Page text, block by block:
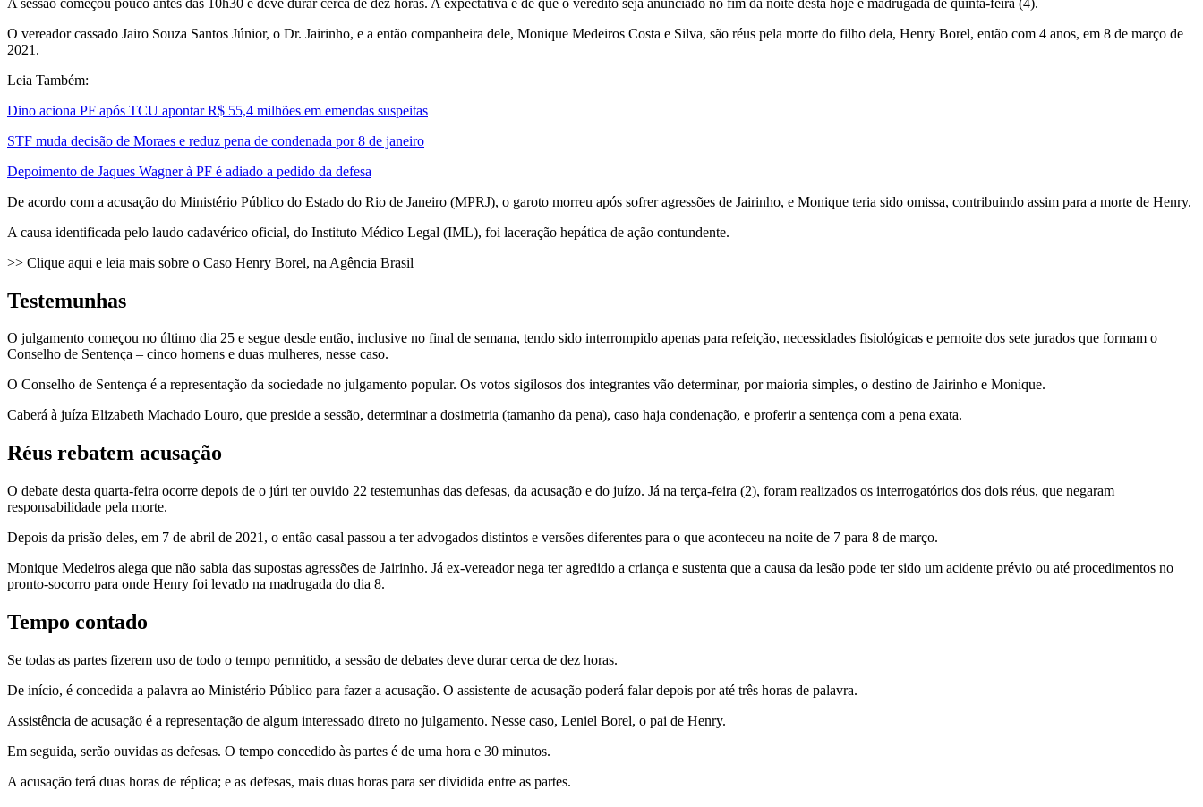
O vereador cassado Jairo Souza Santos Júnior, o Dr. Jairinho, e a então companheira dele, Monique Medeiros Costa e Silva, são réus pela morte do filho dela, Henry Borel, então com 4 anos, em 8 de março de
2021.
Leia Também:
Dino aciona PF após TCU apontar R$ 55,4 milhões em emendas suspeitas
STF muda decisão de Moraes e reduz pena de condenada por 8 de janeiro
Depoimento de Jaques Wagner à PF é adiado a pedido da defesa
De acordo com a acusação do Ministério Público do Estado do Rio de Janeiro (MPRJ), o garoto morreu após sofrer agressões de Jairinho, e Monique teria sido omissa, contribuindo assim para a morte de Henry.
A causa identificada pelo laudo cadavérico oficial, do Instituto Médico Legal (IML), foi laceração hepática de ação contundente.
>> Clique aqui e leia mais sobre o Caso Henry Borel, na Agência Brasil
Testemunhas
O julgamento começou no último dia 25 e segue desde então, inclusive no final de semana, tendo sido interrompido apenas para refeição, necessidades fisiológicas e pernoite dos sete jurados que formam o
Conselho de Sentença – cinco homens e duas mulheres, nesse caso.
O Conselho de Sentença é a representação da sociedade no julgamento popular. Os votos sigilosos dos integrantes vão determinar, por maioria simples, o destino de Jairinho e Monique.
Caberá à juíza Elizabeth Machado Louro, que preside a sessão, determinar a dosimetria (tamanho da pena), caso haja condenação, e proferir a sentença com a pena exata.
Réus rebatem acusação
O debate desta quarta-feira ocorre depois de o júri ter ouvido 22 testemunhas das defesas, da acusação e do juízo. Já na terça-feira (2), foram realizados os interrogatórios dos dois réus, que negaram
responsabilidade pela morte.
Depois da prisão deles, em 7 de abril de 2021, o então casal passou a ter advogados distintos e versões diferentes para o que aconteceu na noite de 7 para 8 de março.
Monique Medeiros alega que não sabia das supostas agressões de Jairinho. Já ex-vereador nega ter agredido a criança e sustenta que a causa da lesão pode ter sido um acidente prévio ou até procedimentos no
pronto-socorro para onde Henry foi levado na madrugada do dia 8.
Tempo contado
Se todas as partes fizerem uso de todo o tempo permitido, a sessão de debates deve durar cerca de dez horas.
De início, é concedida a palavra ao Ministério Público para fazer a acusação. O assistente de acusação poderá falar depois por até três horas de palavra.
Assistência de acusação é a representação de algum interessado direto no julgamento. Nesse caso, Leniel Borel, o pai de Henry.
Em seguida, serão ouvidas as defesas. O tempo concedido às partes é de uma hora e 30 minutos.
A acusação terá duas horas de réplica; e as defesas, mais duas horas para ser dividida entre as partes.